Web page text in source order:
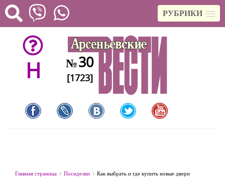
РУБРИКИ
H №30
[1723]
Главная страница Посиделки Как выбрать и где купить новые двери